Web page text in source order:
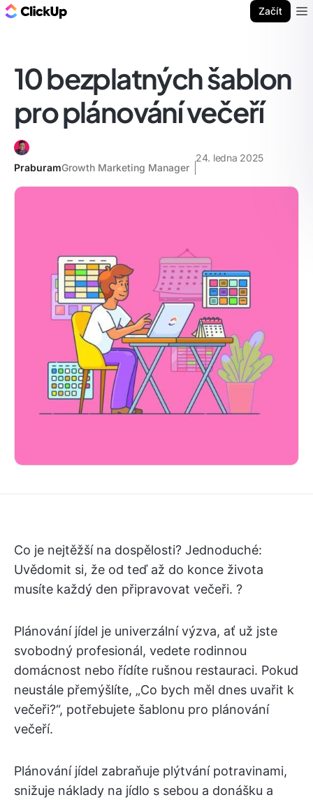
Začít
10 bezplatných šablon
pro plánování večeří
PraburamGrowth Marketing Manager
24. ledna 2025
Co je nejtěžší na dospělosti? Jednoduché:
Uvědomit si, že od teď až do konce života
musíte každý den připravovat večeři. ?️
Plánování jídel je univerzální výzva, ať už jste
svobodný profesionál, vedete rodinnou
domácnost nebo řídíte rušnou restauraci. Pokud
neustále přemýšlíte, „Co bych měl dnes uvařit k
večeři?“, potřebujete šablonu pro plánování
večeří.
Plánování jídel zabraňuje plýtvání potravinami,
snižuje náklady na jídlo s sebou a donášku a